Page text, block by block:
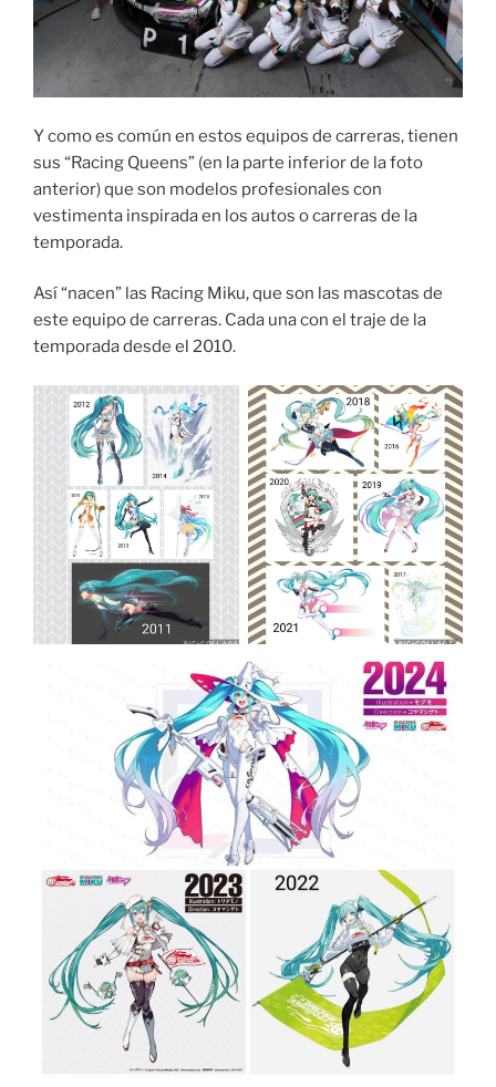
Y como es común en estos equipos de carreras, tienen
sus “Racing Queens” (en la parte inferior de la foto
anterior) que son modelos profesionales con
vestimenta inspirada en los autos o carreras de la
temporada.
Así “nacen” las Racing Miku, que son las mascotas de
este equipo de carreras. Cada una con el traje de la
temporada desde el 2010.